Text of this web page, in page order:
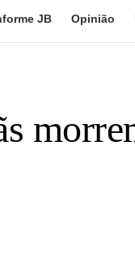
JB Opinião